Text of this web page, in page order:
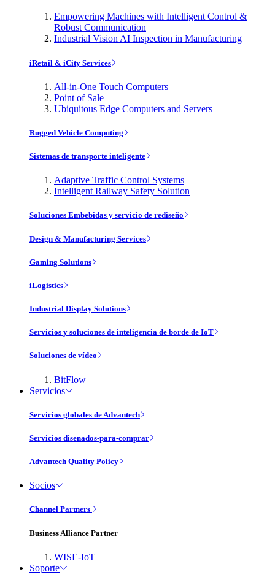
Empowering Machines with Intelligent Control &
Robust Communication
Industrial Vision AI Inspection in Manufacturing
iRetail & iCity Services
All-in-One Touch Computers
Point of Sale
Ubiquitous Edge Computers and Servers
Rugged Vehicle Computing
Sistemas de transporte inteligente
Adaptive Traffic Control Systems
Intelligent Railway Safety Solution
Soluciones Embebidas y servicio de rediseño
Design & Manufacturing Services
Gaming Solutions
iLogistics
Industrial Display Solutions
Servicios y soluciones de inteligencia de borde de IoT
Soluciones de vídeo
BitFlow
Servicios
Servicios globales de Advantech
Servicios disenados-para-comprar
Advantech Quality Policy
Socios
Channel Partners
Business Alliance Partner
WISE-IoT
Soporte